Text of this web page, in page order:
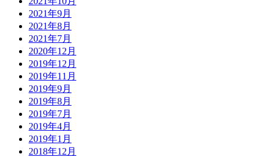
2021年9月
2021年8月
2021年7月
2020年12月
2019年12月
2019年11月
2019年9月
2019年8月
2019年7月
2019年4月
2019年1月
2018年12月